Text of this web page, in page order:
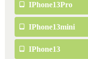
IPhone13Pro
IPhone13mini
IPhone13